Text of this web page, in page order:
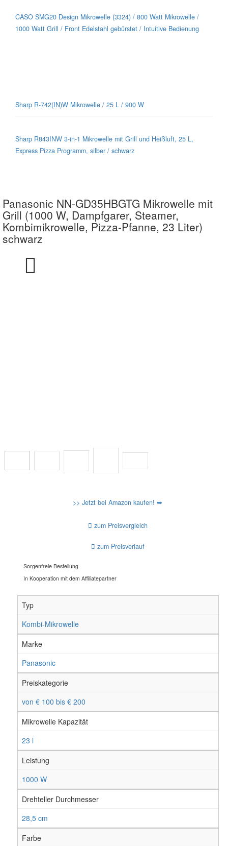
CASO SMG20 Design Mikrowelle (3324) / 800 Watt Mikrowelle /
1000 Watt Grill / Front Edelstahl gebürstet / Intuitive Bedienung
Sharp R-742(IN)W Mikrowelle / 25 L / 900 W
Sharp R843INW 3-in-1 Mikrowelle mit Grill und Heißluft, 25 L,
Express Pizza Programm, silber / schwarz
Panasonic NN-GD35HBGTG Mikrowelle mit
Grill (1000 W, Dampfgarer, Steamer,
Kombimikrowelle, Pizza-Pfanne, 23 Liter)
schwarz
>> Jetzt bei Amazon kaufen! ➥
zum Preisvergleich
zum Preisverlauf
Sorgenfreie Bestellung
In Kooperation mit dem Affiliatepartner
Typ
Kombi-Mikrowelle
Marke
Panasonic
Preiskategorie
von € 100 bis € 200
Mikrowelle Kapazität
23 l
Leistung
1000 W
Drehteller Durchmesser
28,5 cm
Farbe